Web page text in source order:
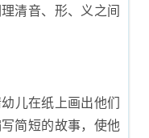
清音、形、义之间
儿在纸上画出他们
简短的故事，使他